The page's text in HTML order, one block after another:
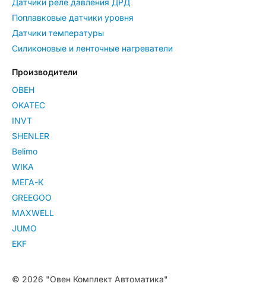
Поплавковые датчики уровня
Датчики температуры
Силиконовые и ленточные нагреватели
Производители
ОВЕН
OKATEC
INVT
SHENLER
Belimo
WIKA
МЕГА-К
GREEGOO
MAXWELL
JUMO
EKF
© 2026 "Овен Комплект Автоматика"